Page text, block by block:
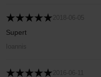
2018-06-05
Supert
Ioannis
2016-06-11